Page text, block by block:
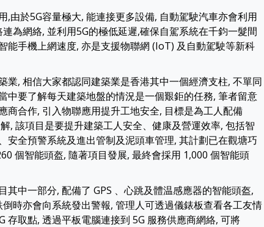
,由於5G容量極大, 能連接更多設備, 自動駕駛汽車亦會利用
為網絡, 並利用5G的極低延遲,確保自駕系統在千鈞一髮間
能手機上網速度, 亦是支援物聯網 (IoT) 及自動駕駛等新科
業, 相信大家都認同建築業是香港其中一個經濟支柱, 不單同
中要了解每天建築地盤的情況是一個艱鉅的任務, 筆者留意
商合作, 引入物聯應用提升工地安全, 目標是為工人配備
, 該項目是要提升建築工人安全、健康及營運效率, 包括智
安全預警系統及進出管制及泥頭車管理, 其計劃已在觀塘巧
個智能頭盔, 隨著項目發展, 最終會採用 1,000 個智能頭
其中一部分, 配備了 GPS 、心跳及體温感應器的智能頭盔,
時亦會向系統發出警報, 管理人可透過儀錶板查看各工友情
存取點, 透過平板電腦連接到 5G 服務供應商網絡, 可將